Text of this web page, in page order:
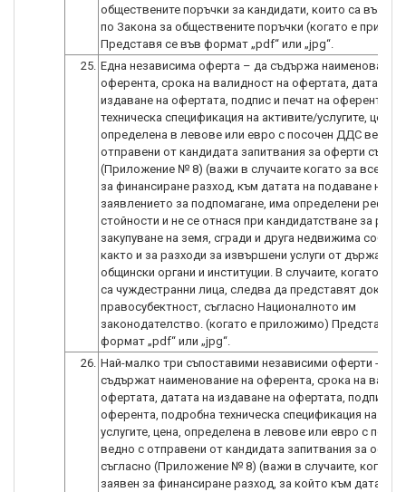
обществените поръчки за кандидати, които са
по Закона за обществените поръчки (когато е
Представя се във формат „pdf“ или „jpg“.
25. Една независима оферта – да съдържа
оферента, срока на валидност на офертата, датата на
издаване на офертата, подпис и печат на оферента,
техническа спецификация на активите/услугите, цена,
определена в левове или евро с посочен ДДС ведно
отправени от кандидата запитвания за оферти
(Приложение № 8) (важи в случаите когато за всеки
за финансиране разход, към датата на подаване на
заявлението за подпомагане, има определени
стойности и не се отнася при кандидатстване за
закупуване на земя, сгради и друга недвижима
както и за разходи за извършени услуги от държавни
общински органи и институции. В случаите, когато
са чуждестранни лица, следва да представят
правосубектност, съгласно Националното им
законодателство. (когато е приложимо) Представя
формат „pdf“ или „jpg“.
26. Най-малко три съпоставими независими оферти -
съдържат наименование на оферента, срока на
офертата, датата на издаване на офертата, подпис и
оферента, подробна техническа спецификация на
услугите, цена, определена в левове или евро с
ведно с отправени от кандидата запитвания за
съгласно (Приложение № 8) (важи в случаите, когато
заявен за финансиране разход, за който към датата